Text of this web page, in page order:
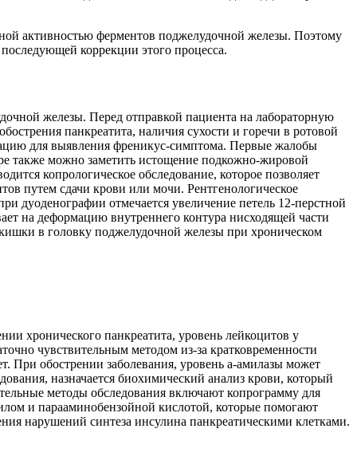
активностью ферментов поджелудочной железы. Поэтому
коррекции этого процесса.
железы. Перед отправкой пациента на лабораторную
панкреатита, наличия сухости и горечи в ротовой
для выявления френикус-симптома. Первые жалобы
также можно заметить истощение подкожно-жировой
копрологическое обследование, которое позволяет
путем сдачи крови или мочи. Рентгенологическое
дуоденографии отмечается увеличение петель 12-перстной
на деформацию внутреннего контура нисходящей части
в головку поджелудочной железы при хроническом
хронического панкреатита, уровень лейкоцитов у
чувствительным методом из-за кратковременности
При обострении заболевания, уровень а-амилазы может
назначается биохимический анализ крови, который
методы обследования включают копрограмму для
и парааминобензойной кислотой, которые помогают
нарушений синтеза инсулина панкреатическими клетками.